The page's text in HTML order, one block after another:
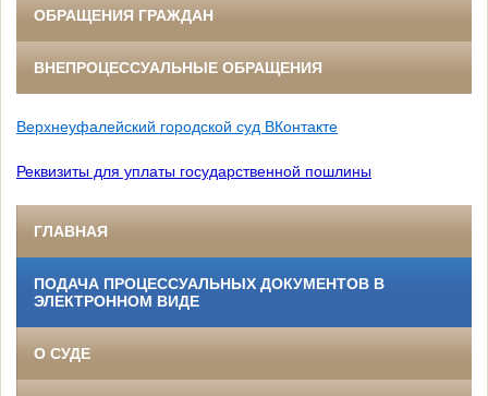
ОБРАЩЕНИЯ ГРАЖДАН
ВНЕПРОЦЕССУАЛЬНЫЕ ОБРАЩЕНИЯ
Верхнеуфалейский городской суд ВКонтакте
Реквизиты для уплаты государственной пошлины
ГЛАВНАЯ
ПОДАЧА ПРОЦЕССУАЛЬНЫХ ДОКУМЕНТОВ В
ЭЛЕКТРОННОМ ВИДЕ
О СУДЕ